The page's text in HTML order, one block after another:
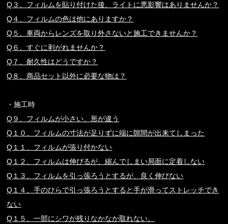
Q３、フィルムを貼り付けた後、ライトに悪影響はありませんか？
Q４、フィルムの色は他にありますか？
Q５、車両からレンズを取り外さないと施工できませんか？
Q６、すぐに剥がれませんか？
Q７、耐久性はどうですか？
Q８、商品セット以外に必要な物は？
・施工時
Q９、フィルムが小さい、形が違う
Q１０、フィルムの寸法が足りずに端に隙間が出来てしまった
Q１１、フィルムが張り付かない
Q１２、フィルムは伸びるが、縮んでしまい局面に定着しない
Q１３、フィルムを引っ張ろうとするが、良く伸びない
Q１４、手のひらで引っ張ろうとすると手が滑ってストレッチでき
ない
Q１５、一部にシワが残りなかなか取れない。